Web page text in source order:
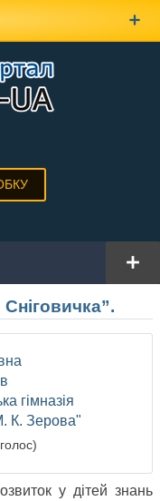
гімназія
К. Зерова"
у дітей знань